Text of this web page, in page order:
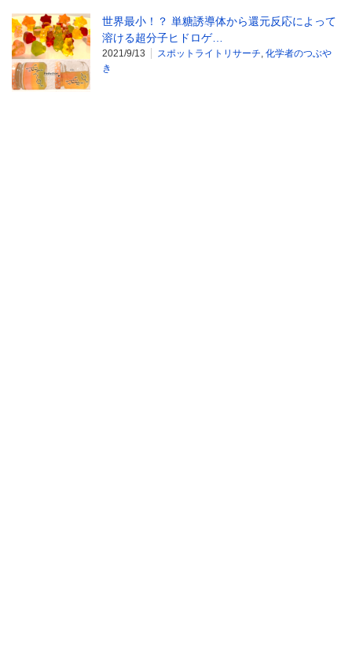
世界最小！？ 単糖誘導体から還元反応によって
溶ける超分子ヒドロゲ…
2021/9/13 スポットライトリサーチ, 化学者のつぶや
き